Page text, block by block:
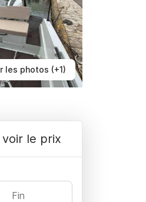
les photos (+1)
le prix
Fin